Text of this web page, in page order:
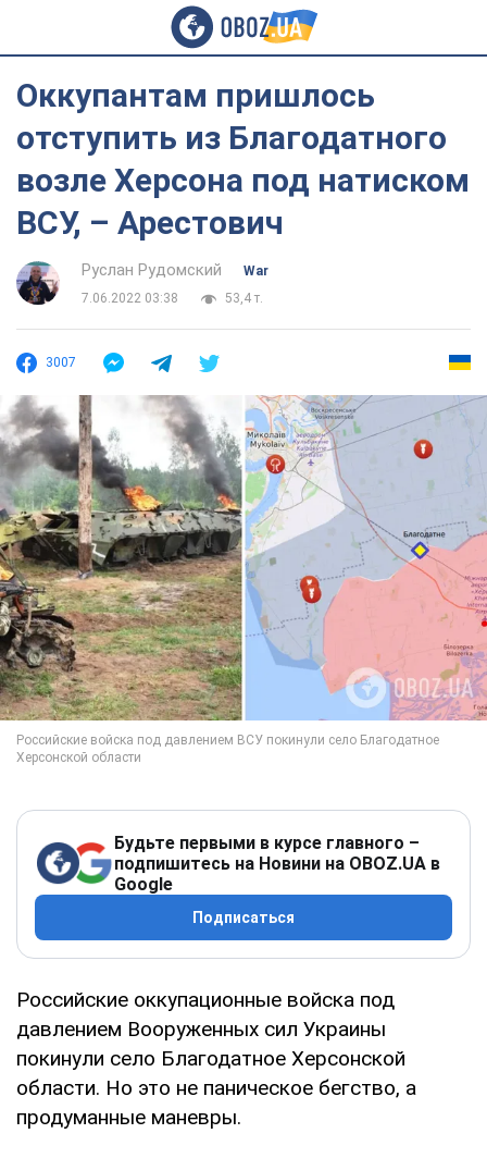
Оккупантам пришлось
отступить из Благодатного
возле Херсона под натиском
ВСУ, – Арестович
Руслан Рудомский
War
7.06.2022 03:38
53,4 т.
3007
Будьте первыми в курсе главного –
подпишитесь на Новини на OBOZ.UA в
Google
Подписаться
Российские оккупационные войска под
давлением Вооруженных сил Украины
покинули село Благодатное Херсонской
области. Но это не паническое бегство, а
продуманные маневры.